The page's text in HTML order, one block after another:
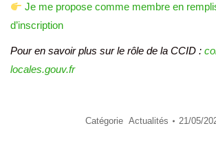
Je me propose comme membre en
d’inscription
Pour en savoir plus sur le rôle de la CCID :
locales.gouv.fr
Catégorie Actualités 21/05/